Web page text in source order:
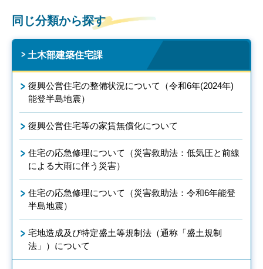
同じ分類から探す
土木部建築住宅課
復興公営住宅の整備状況について（令和6年(2024年)
能登半島地震）
復興公営住宅等の家賃無償化について
住宅の応急修理について（災害救助法：低気圧と前線
による大雨に伴う災害）
住宅の応急修理について（災害救助法：令和6年能登
半島地震）
宅地造成及び特定盛土等規制法（通称「盛土規制
法」）について